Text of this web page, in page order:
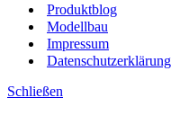
Produktblog
Modellbau
Impressum
Datenschutzerklärung
Schließen